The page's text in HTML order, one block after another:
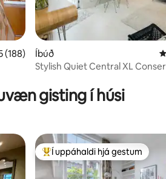
5 í meðaleinkunn, 188 umsagnir
(188)
Íbúð
Stylish Quiet Central XL
gisting í húsi
Í mestu uppáhaldi hjá gestum
Í uppáhaldi hjá gestum